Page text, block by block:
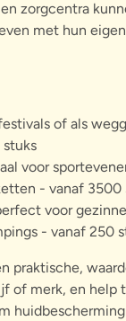
zorgcentra
met hun
of als
voor
- vanaf 3500
voor
- vanaf 250
praktische,
of merk, en help